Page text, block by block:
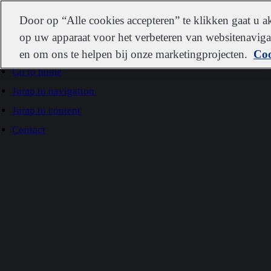
Go to home
Jump to navigation
Jump to content
Contact
IDEXXDoor op “Alle cookies accepteren” te klikken gaat u
op uw apparaat voor het verbeteren van
en om ons te helpen bij onze marketingprojecten.